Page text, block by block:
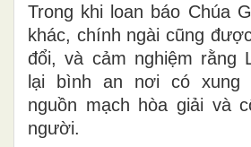
Trong khi loan báo Chúa
khác, chính ngài cũng
đổi, và cảm nghiệm rằng
lại bình an nơi có xung
nguồn mạch hòa giải và
người.